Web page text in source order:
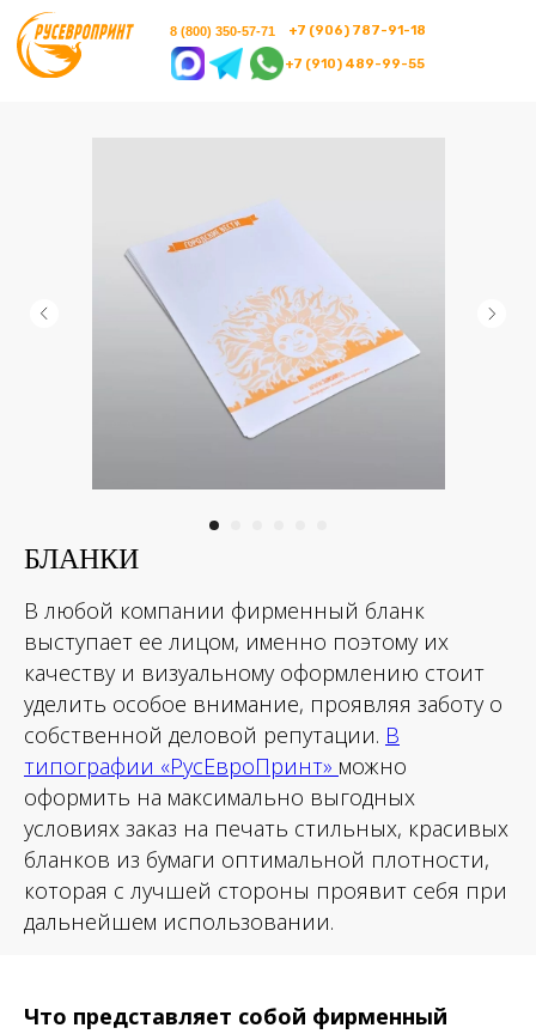
+7 (910) 489-99-55
8 (800) 350-57-71
БЛАНКИ
В любой компании фирменный бланк
выступает ее лицом, именно поэтому их
качеству и визуальному оформлению стоит
уделить особое внимание, проявляя заботу о
собственной деловой репутации. В
типографии «РусЕвроПринт» можно
оформить на максимально выгодных
условиях заказ на печать стильных, красивых
бланков из бумаги оптимальной плотности,
которая с лучшей стороны проявит себя при
дальнейшем использовании.
Что представляет собой фирменный